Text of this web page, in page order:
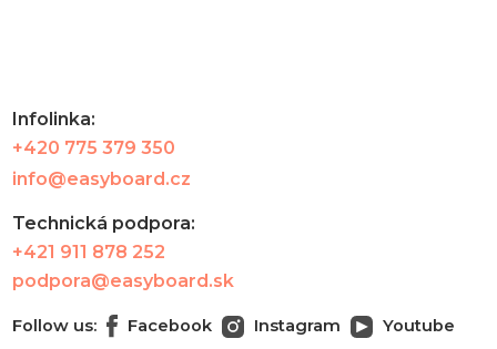
Infolinka:
+420 775 379 350
info@easyboard.cz
Technická podpora:
+421 911 878 252
podpora@easyboard.sk
Follow us: Facebook Instagram Youtube